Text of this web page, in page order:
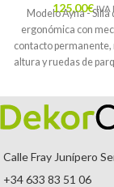
125,00€ IVA
Modelo Ayna - Silla
ergonómica con
contacto permanente,
altura y ruedas de
color gris
Calle Fray Junípero
+34 633 83 51 06